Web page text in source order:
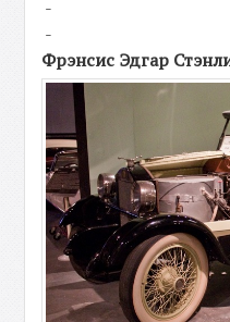
-
-
Фрэнсис Эдгар